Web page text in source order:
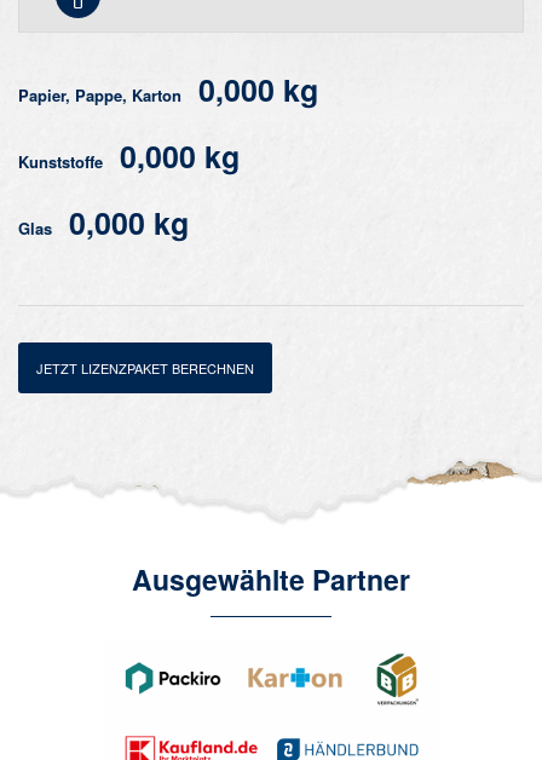
Papier, Pappe, Karton 0,000 kg
Kunststoffe 0,000 kg
Glas 0,000 kg
JETZT LIZENZPAKET BERECHNEN
Ausgewählte Partner